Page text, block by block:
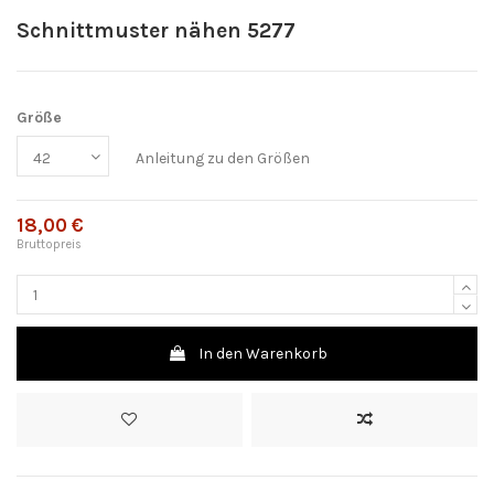
Schnittmuster nähen 5277
Größe
Anleitung zu den Größen
18,00 €
Bruttopreis
In den Warenkorb